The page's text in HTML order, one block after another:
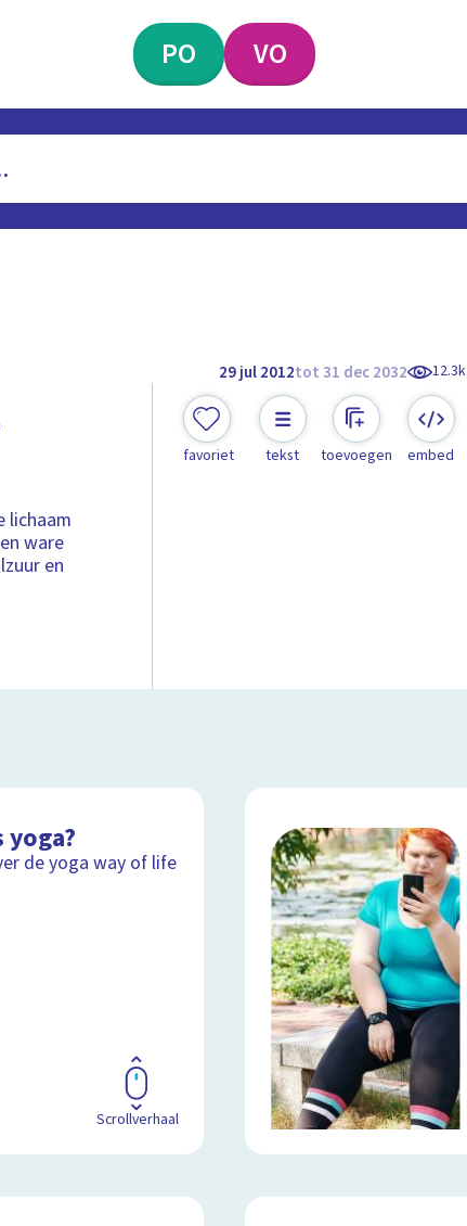
PO VO
29 jul 2012tot 31 dec 2032 12.3k
lichaam
ware
en
favoriet tekst toevoegen embed
yoga?
de yoga way of life
Scrollverhaal